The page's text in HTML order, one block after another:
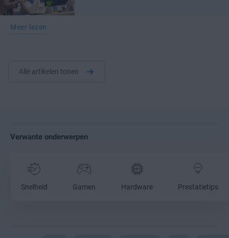
Meer lezen
Alle artikelen tonen
Verwante onderwerpen
Snelheid Gamen Hardware Prestatietips